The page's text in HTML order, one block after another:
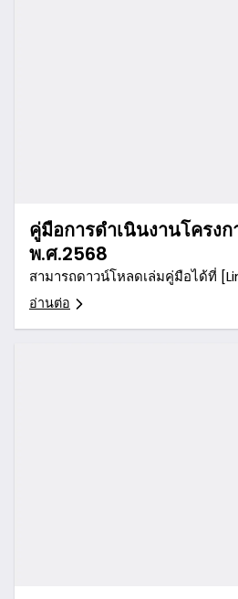
คู่มือการดำเนินงานโครง
พ.ศ.2568
สามารถดาวน์โหลดเล่มคู่มือได้ที่
อ่านต่อ